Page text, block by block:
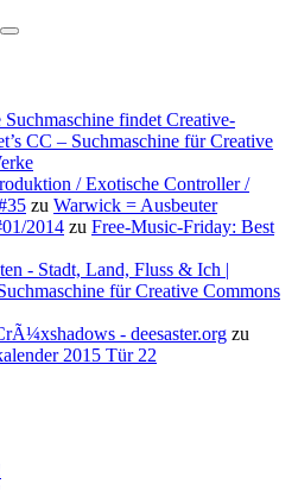
findet Creative-
CC – Suchmaschine für Creative
/ Exotische Controller /
zu Warwick = Ausbeuter
2014 zu Free-Music-Friday: Best
- Stadt, Land, Fluss & Ich |
für Creative Commons
- deesaster.org zu
2015 Tür 22